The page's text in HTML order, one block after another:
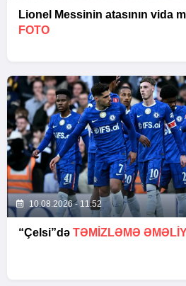
Lionel Messinin atasının vida
FOTO
10.08.2026 - 11:52
“Çelsi”də TƏMIZLƏMƏ